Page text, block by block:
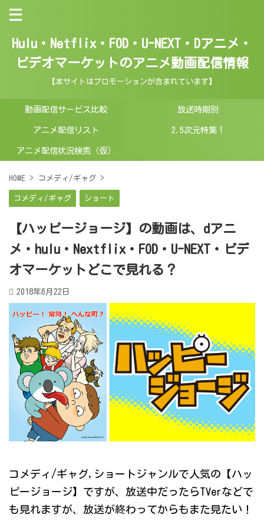
Hulu・Netflix・FOD・U-NEXT・Dアニメ・
ビデオマーケットのアニメ動画配信情報
【本サイトはプロモーションが含まれています】
動画配信サービス比較 放送時期別
アニメ配信リスト 2.5次元特集！
アニメ配信状況検索（仮）
HOME > コメディ/ギャグ >
コメディ/ギャグ ショート
【ハッピージョージ】の動画は、dアニ
メ・hulu・Nextflix・FOD・U-NEXT・ビデ
オマーケットどこで見れる？
2018年6月22日
コメディ/ギャグ,ショートジャンルで人気の【ハッ
ピージョージ】ですが、放送中だったらTVerなどで
も見れますが、放送が終わってからもまた見たい！